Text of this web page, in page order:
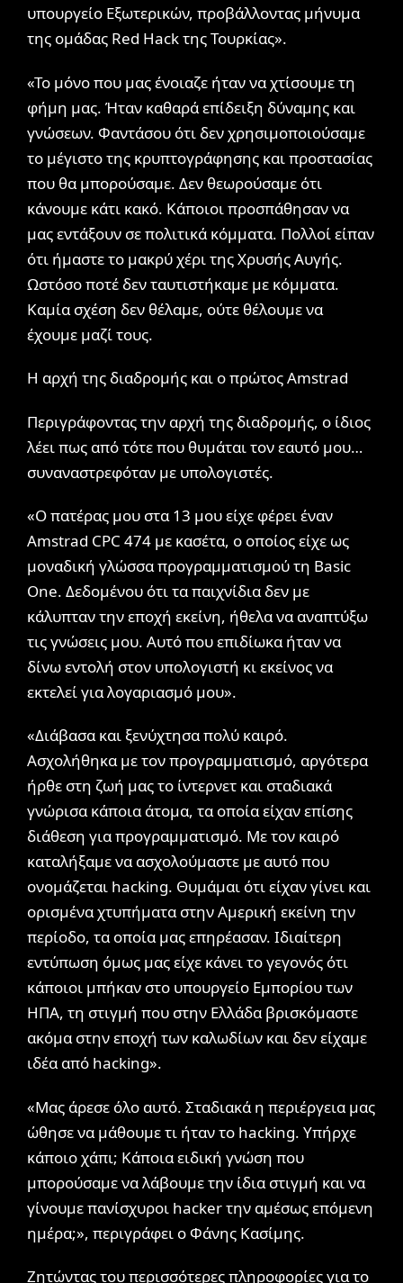
υπουργείο Εξωτερικών, προβάλλοντας μήνυμα
της ομάδας Red Hack της Τουρκίας».
«Το μόνο που μας ένοιαζε ήταν να χτίσουμε τη
φήμη μας. Ήταν καθαρά επίδειξη δύναμης και
γνώσεων. Φαντάσου ότι δεν χρησιμοποιούσαμε
το μέγιστο της κρυπτογράφησης και προστασίας
που θα μπορούσαμε. Δεν θεωρούσαμε ότι
κάνουμε κάτι κακό. Κάποιοι προσπάθησαν να
μας εντάξουν σε πολιτικά κόμματα. Πολλοί είπαν
ότι ήμαστε το μακρύ χέρι της Χρυσής Αυγής.
Ωστόσο ποτέ δεν ταυτιστήκαμε με κόμματα.
Καμία σχέση δεν θέλαμε, ούτε θέλουμε να
έχουμε μαζί τους.
Η αρχή της διαδρομής και ο πρώτος Amstrad
Περιγράφοντας την αρχή της διαδρομής, ο ίδιος
λέει πως από τότε που θυμάται τον εαυτό μου…
συναναστρεφόταν με υπολογιστές.
«Ο πατέρας μου στα 13 μου είχε φέρει έναν
Amstrad CPC 474 με κασέτα, ο οποίος είχε ως
μοναδική γλώσσα προγραμματισμού τη Basic
One. Δεδομένου ότι τα παιχνίδια δεν με
κάλυπταν την εποχή εκείνη, ήθελα να αναπτύξω
τις γνώσεις μου. Αυτό που επιδίωκα ήταν να
δίνω εντολή στον υπολογιστή κι εκείνος να
εκτελεί για λογαριασμό μου».
«Διάβασα και ξενύχτησα πολύ καιρό.
Ασχολήθηκα με τον προγραμματισμό, αργότερα
ήρθε στη ζωή μας το ίντερνετ και σταδιακά
γνώρισα κάποια άτομα, τα οποία είχαν επίσης
διάθεση για προγραμματισμό. Με τον καιρό
καταλήξαμε να ασχολούμαστε με αυτό που
ονομάζεται hacking. Θυμάμαι ότι είχαν γίνει και
ορισμένα χτυπήματα στην Αμερική εκείνη την
περίοδο, τα οποία μας επηρέασαν. Ιδιαίτερη
εντύπωση όμως μας είχε κάνει το γεγονός ότι
κάποιοι μπήκαν στο υπουργείο Εμπορίου των
ΗΠΑ, τη στιγμή που στην Ελλάδα βρισκόμαστε
ακόμα στην εποχή των καλωδίων και δεν είχαμε
ιδέα από hacking».
«Μας άρεσε όλο αυτό. Σταδιακά η περιέργεια μας
ώθησε να μάθουμε τι ήταν το hacking. Υπήρχε
κάποιο χάπι; Κάποια ειδική γνώση που
μπορούσαμε να λάβουμε την ίδια στιγμή και να
γίνουμε πανίσχυροι hacker την αμέσως επόμενη
ημέρα;», περιγράφει ο Φάνης Κασίμης.
Ζητώντας του περισσότερες πληροφορίες για το